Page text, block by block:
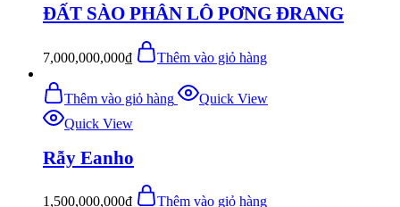
ĐẤT SÀO PHÂN LÔ PƠNG ĐRANG
7,000,000,000₫ Thêm vào giỏ hàng
Thêm vào giỏ hàng
Quick View
Quick View
Rẫy Eanho
1,500,000,000₫ Thêm vào giỏ hàng